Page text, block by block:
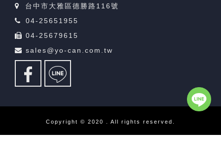
台中市大雅區德勝路116號
04-25651955
04-25679615
sales@yo-can.com.tw
Copyright © 2020 . All rights reserved.